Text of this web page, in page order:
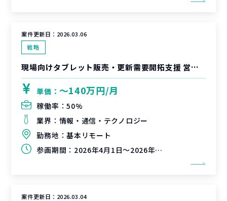
案件更新日： 2026.03.06
戦略
現場向けタブレット販売・更新需要開拓支援 営業支援
単価： 〜140万円/月
稼働率：50%
業界： 情報・通信・テクノロジー
勤務地：基本リモート
参画期間： 2026年4月1日～2026年6月30日
案件更新日： 2026.03.04